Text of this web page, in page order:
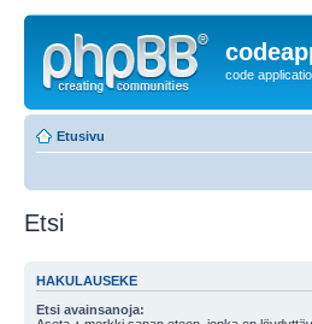
code
Etusivu
Etsi
HAKULAUSEKE
Etsi avainsanoja: